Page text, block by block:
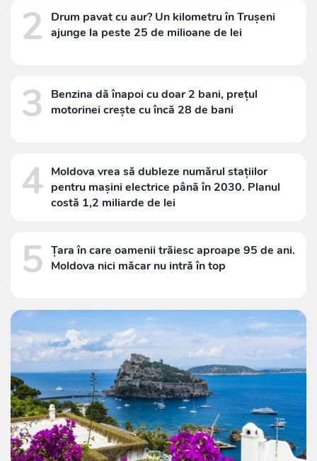
2
Drum pavat cu aur? Un kilometru în Trușeni
ajunge la peste 25 de milioane de lei
3
Benzina dă înapoi cu doar 2 bani, prețul
motorinei crește cu încă 28 de bani
4 Moldova vrea să dubleze numărul stațiilor
pentru mașini electrice până în 2030. Planul
costă 1,2 miliarde de lei
5 Țara în care oamenii trăiesc aproape 95 de ani.
Moldova nici măcar nu intră în top